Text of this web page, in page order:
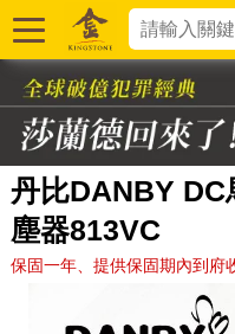
丹比DANBY DC
塵器813VC
保固一年、提供保固期內到府